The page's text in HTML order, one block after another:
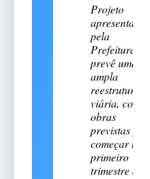
Projeto
apresentado
pela
Prefeitura
prevê uma
ampla
reestruturação
viária, com
obras
previstas para
começar no
primeiro
trimestre de